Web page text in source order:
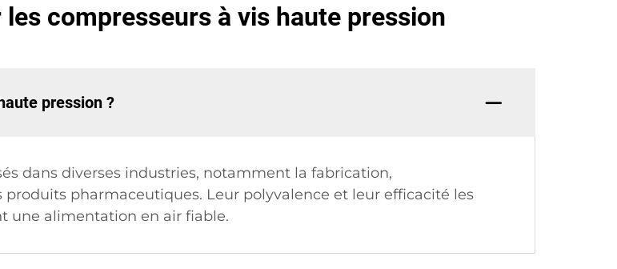
compresseurs à vis haute pression
pression ?
dans diverses industries, notamment la fabrication,
pharmaceutiques. Leur polyvalence et leur efficacité les
une alimentation en air fiable.